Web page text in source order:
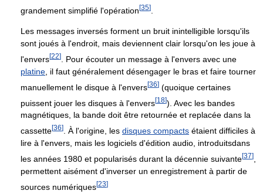
grandement simplifié l'opération[35]
Les messages inversés forment un bruit inintelligible lorsqu'ils
sont joués à l'endroit, mais deviennent clair lorsqu'on les joue à
l'envers[22]
. Pour écouter un message à l'envers avec une
platine , il faut généralement désengager le bras et faire tourner
manuellement le disque à l'envers[36] (quoique certaines
puissent jouer les disques à l'envers[18]). Avec les bandes
magnétiques, la bande doit être retournée et replacée dans la
cassette[36] . À l'origine, les disques compacts étaient difficiles à
lire à l'envers, mais les logiciels d'édition audio, introduitsdans
les années 1980 et popularisés durant la décennie suivante[37]
permettent aisément d'inverser un enregistrement à partir de
sources numériques[23]